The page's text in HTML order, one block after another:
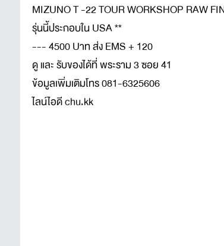
MIZUNO T -22 TOUR WORKSHOP RAW
รุ่นนี้ประกอบใน USA **
--- 4500 Uาท ส่ง EMS + 120
ดู และ รับของได้ที่ พระราม 3 ซอย 41
ข้อมูลเพิ่มเติมโทร 081-6325606
ไลน์ไอดี chu.kk